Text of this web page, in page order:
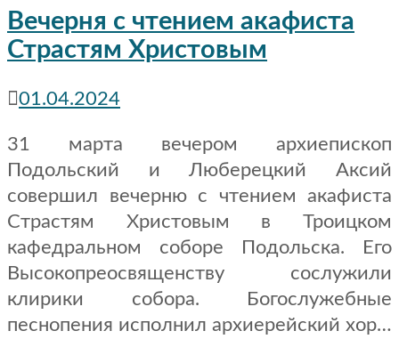
Вечерня с чтением акафиста
Страстям Христовым
01.04.2024
31 марта вечером архиепископ
Подольский и Люберецкий Аксий
совершил вечерню с чтением акафиста
Страстям Христовым в Троицком
кафедральном соборе Подольска. Его
Высокопреосвященству сослужили
клирики собора. Богослужебные
песнопения исполнил архиерейский хор…